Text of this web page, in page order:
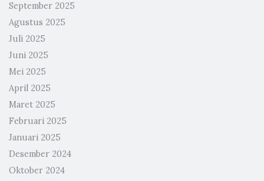
September 2025
Agustus 2025
Juli 2025
Juni 2025
Mei 2025
April 2025
Maret 2025
Februari 2025
Januari 2025
Desember 2024
Oktober 2024